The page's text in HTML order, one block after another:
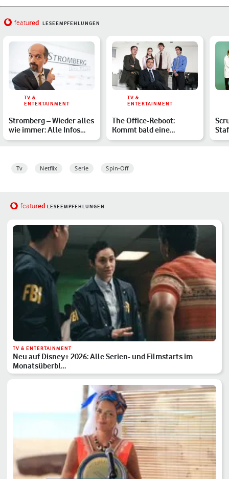
featured LESEEMPFEHLUNGEN
TV &
ENTERTAINMENT
Stromberg – Wieder alles
wie immer: Alle Infos
pünktlich zum Kino…
TV &
ENTERTAINMENT
The Office-Reboot:
Kommt bald eine
Neuauflage der
Tv Netflix Serie Spin-Off
featured LESEEMPFEHLUNGEN
TV & ENTERTAINMENT
Neu auf Disney+ 2026: Alle Serien- und Filmstarts im
Monatsüberbl…